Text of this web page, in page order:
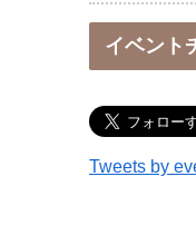
イベント
Tweets by